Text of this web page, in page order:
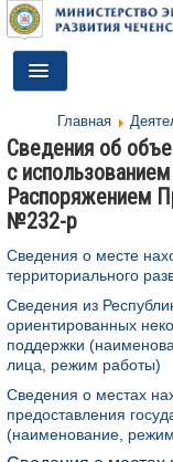
Toggle
Navigation
ДЕЯТЕЛЬНОСТЬ
О МИНИСТЕРСТВЕ
ДОКУМЕНТЫ
ПРЕСС-ЦЕНТР
АНТИТЕРРОР
КОНТАКТЫ
Главная
Сведения об
с
Распоряжением
№232-р
Сведения о месте
территориального
Сведения из
ориентированных
поддержки
лица, режим работы)
Сведения о местах
предоставления
(наименование,